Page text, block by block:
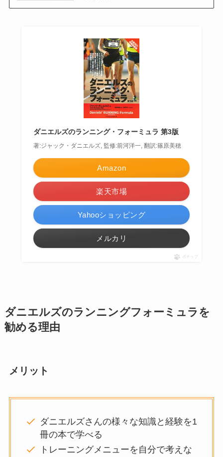
ダニエルズのランニング・フォーミュラ 第3版
著:ジャック・ダニエルズ, 監修:前河洋一, 翻訳:篠原美穂
Amazon
楽天市場
Yahooショッピング
メルカリ
ポチップ
ダニエルズのランニングフォーミュラを
勧める理由
メリット
ダニエルズさんの様々な知識と経験を1
冊の本で学べる
トレーニングメニューを自分で考えな